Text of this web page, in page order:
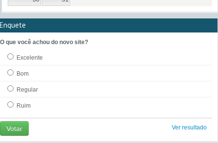
Enquete
O que você achou do novo site?
Excelente
Bom
Regular
Ruim
Votar Ver resultado